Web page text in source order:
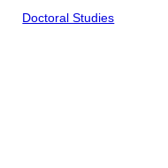
Doctoral Studies